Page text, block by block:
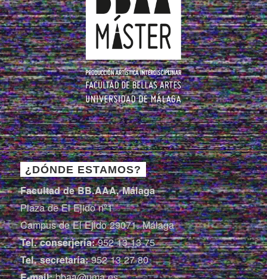
¿DÓNDE ESTAMOS?
Facultad de BB.AAA, Málaga
Plaza de El Ejido nº1
Campus de El Ejido 29071. Málaga
Tel. conserjería:952 13 13 75
Tel. secretaría:952 13 27 80